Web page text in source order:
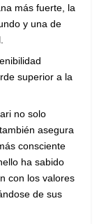
más fuerte, la
y una de
superior a la
no solo
asegura
consciente
ha sabido
con los valores
de sus